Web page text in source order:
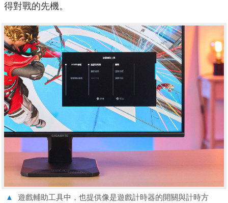
得對戰的先機。
▲
遊戲輔助工具中，也提供像是遊戲計時器的開關與計時方